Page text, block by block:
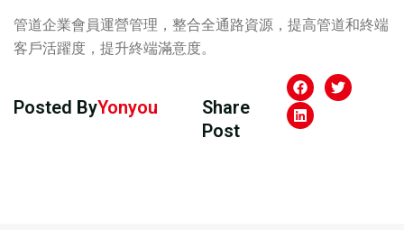
管道企業會員運營管理，整合全通路資源，提高管道和終端
客戶活躍度，提升終端滿意度。
Posted ByYonyou
Share
Post